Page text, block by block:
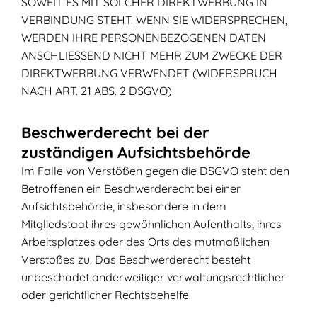
VERBINDUNG STEHT. WENN SIE WIDERSPRECHEN,
WERDEN IHRE PERSONENBEZOGENEN DATEN
ANSCHLIESSEND NICHT MEHR ZUM ZWECKE DER
DIREKTWERBUNG VERWENDET (WIDERSPRUCH
NACH ART. 21 ABS. 2 DSGVO).
Beschwerderecht bei der
zuständigen Aufsichtsbehörde
Im Falle von Verstößen gegen die DSGVO steht den
Betroffenen ein Beschwerderecht bei einer
Aufsichtsbehörde, insbesondere in dem
Mitgliedstaat ihres gewöhnlichen Aufenthalts, ihres
Arbeitsplatzes oder des Orts des mutmaßlichen
Verstoßes zu. Das Beschwerderecht besteht
unbeschadet anderweitiger verwaltungsrechtlicher
oder gerichtlicher Rechtsbehelfe.